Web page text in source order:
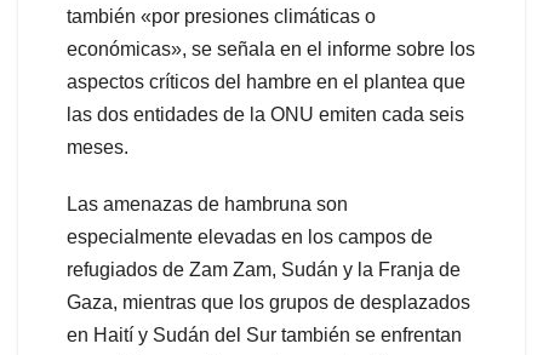
también «por presiones climáticas o
económicas», se señala en el informe sobre los
aspectos críticos del hambre en el plantea que
las dos entidades de la ONU emiten cada seis
meses.
Las amenazas de hambruna son
especialmente elevadas en los campos de
refugiados de Zam Zam, Sudán y la Franja de
Gaza, mientras que los grupos de desplazados
en Haití y Sudán del Sur también se enfrentan